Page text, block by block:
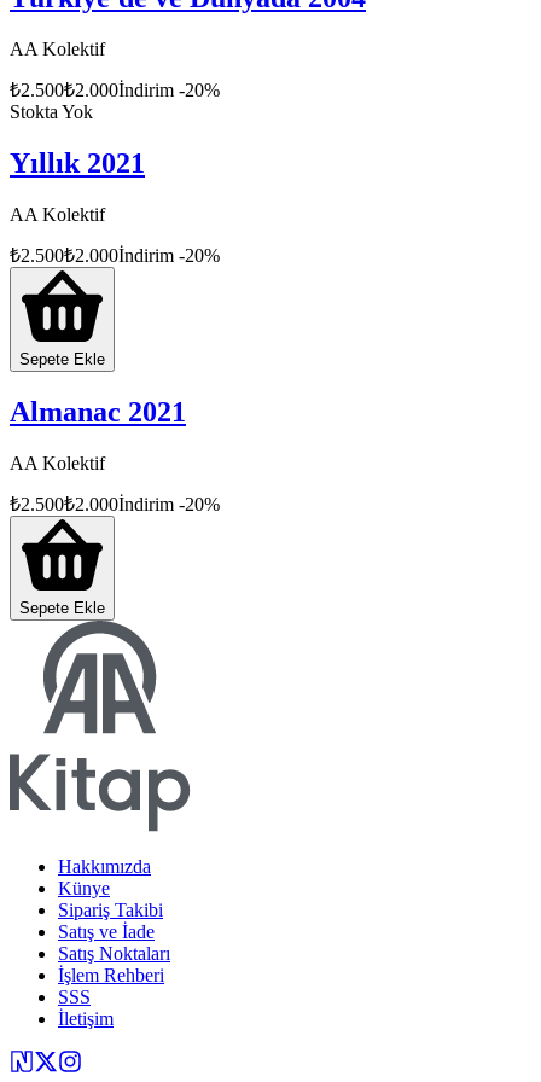
AA Kolektif
₺2.500₺2.000İndirim -20%
Stokta Yok
Yıllık 2021
AA Kolektif
₺2.500₺2.000İndirim -20%
Sepete Ekle
Almanac 2021
AA Kolektif
₺2.500₺2.000İndirim -20%
Sepete Ekle
Hakkımızda
Künye
Sipariş Takibi
Satış ve İade
Satış Noktaları
İşlem Rehberi
SSS
İletişim